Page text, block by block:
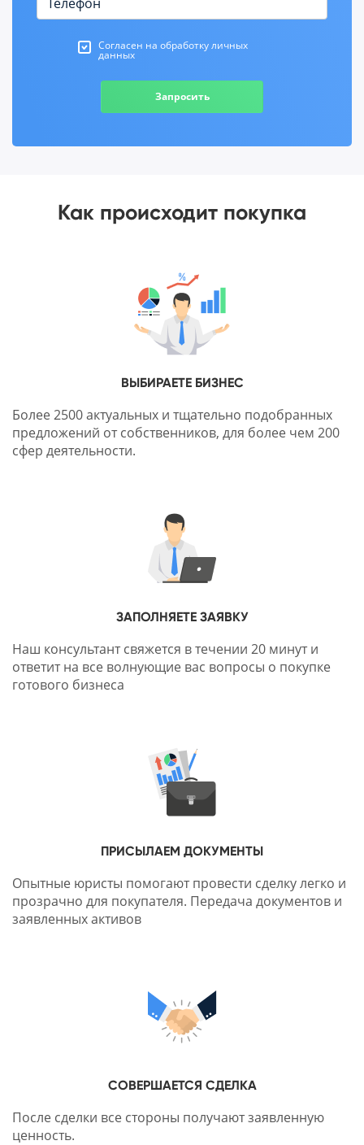
Согласен на обработку личных
данных
Запросить
Как происходит покупка
ВЫБИРАЕТЕ БИЗНЕС
Более 2500 актуальных и тщательно подобранных
предложений от собственников, для более чем 200
сфер деятельности.
ЗАПОЛНЯЕТЕ ЗАЯВКУ
Наш консультант свяжется в течении 20 минут и
ответит на все волнующие вас вопросы о покупке
готового бизнеса
ПРИСЫЛАЕМ ДОКУМЕНТЫ
Опытные юристы помогают провести сделку легко и
прозрачно для покупателя. Передача документов и
заявленных активов
СОВЕРШАЕТСЯ СДЕЛКА
После сделки все стороны получают заявленную
ценность.